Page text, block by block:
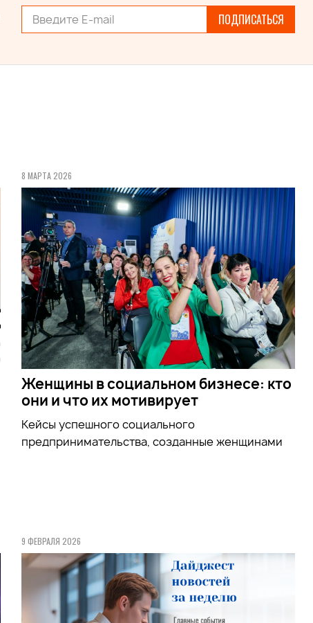
ПОДПИСАТЬСЯ
8 МАРТА 2026
Женщины в социальном бизнесе: кто
они и что их мотивирует
Кейсы успешного социального
предпринимательства, созданные женщинами
9 ФЕВРАЛЯ 2026